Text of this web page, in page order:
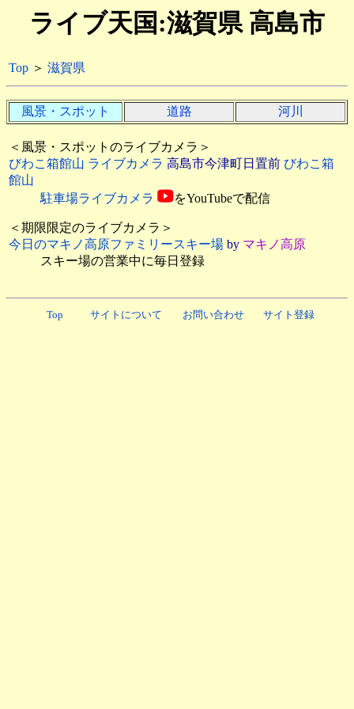
ライブ天国:滋賀県 高島市
Top ＞ 滋賀県
風景・スポット 道路 河川
＜風景・スポットのライブカメラ＞
びわこ箱館山 ライブカメラ 高島市今津町日置前 びわこ箱
館山
駐車場ライブカメラ
をYouTubeで配信
＜期限限定のライブカメラ＞
今日のマキノ高原ファミリースキー場 by マキノ高原
スキー場の営業中に毎日登録
Top サイトについて お問い合わせ サイト登録